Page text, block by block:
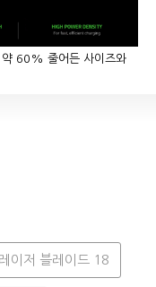
60% 줄어든 사이즈와
이저 블레이드 18